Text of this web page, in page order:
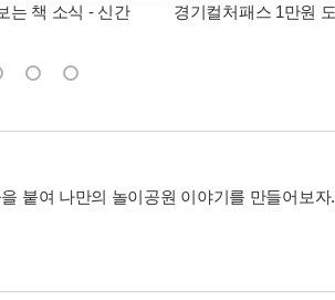
는 책 소식 - 신간
경기컬처패스 1만원
붙여 나만의 놀이공원 이야기를 만들어보